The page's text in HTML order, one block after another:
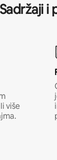
Sadržaji i
više